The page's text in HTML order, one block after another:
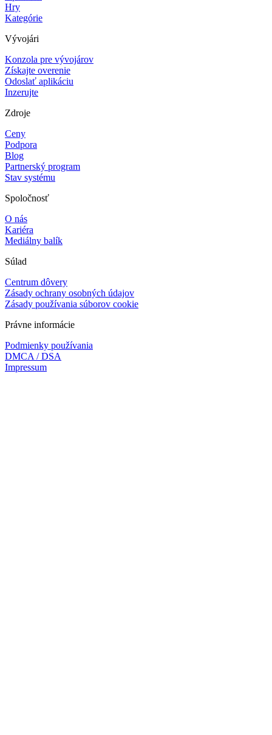
Hry
Kategórie
Vývojári
Konzola pre vývojárov
Získajte overenie
Odoslať aplikáciu
Inzerujte
Zdroje
Ceny
Podpora
Blog
Partnerský program
Stav systému
Spoločnosť
O nás
Kariéra
Mediálny balík
Súlad
Centrum dôvery
Zásady ochrany osobných údajov
Zásady používania súborov cookie
Právne informácie
Podmienky používania
DMCA / DSA
Impressum